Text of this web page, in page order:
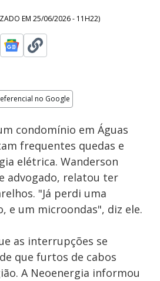
EM 25/06/2026 - 11H22)
no Google
condomínio em Águas
frequentes quedas e
elétrica. Wanderson
advogado, relatou ter
"Já perdi uma
e um microondas", diz ele.
as interrupções se
que furtos de cabos
A Neoenergia informou